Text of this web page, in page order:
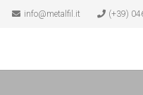
info@metalfil.it (+39)